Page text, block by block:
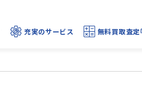
充実のサービス 無料買取査定